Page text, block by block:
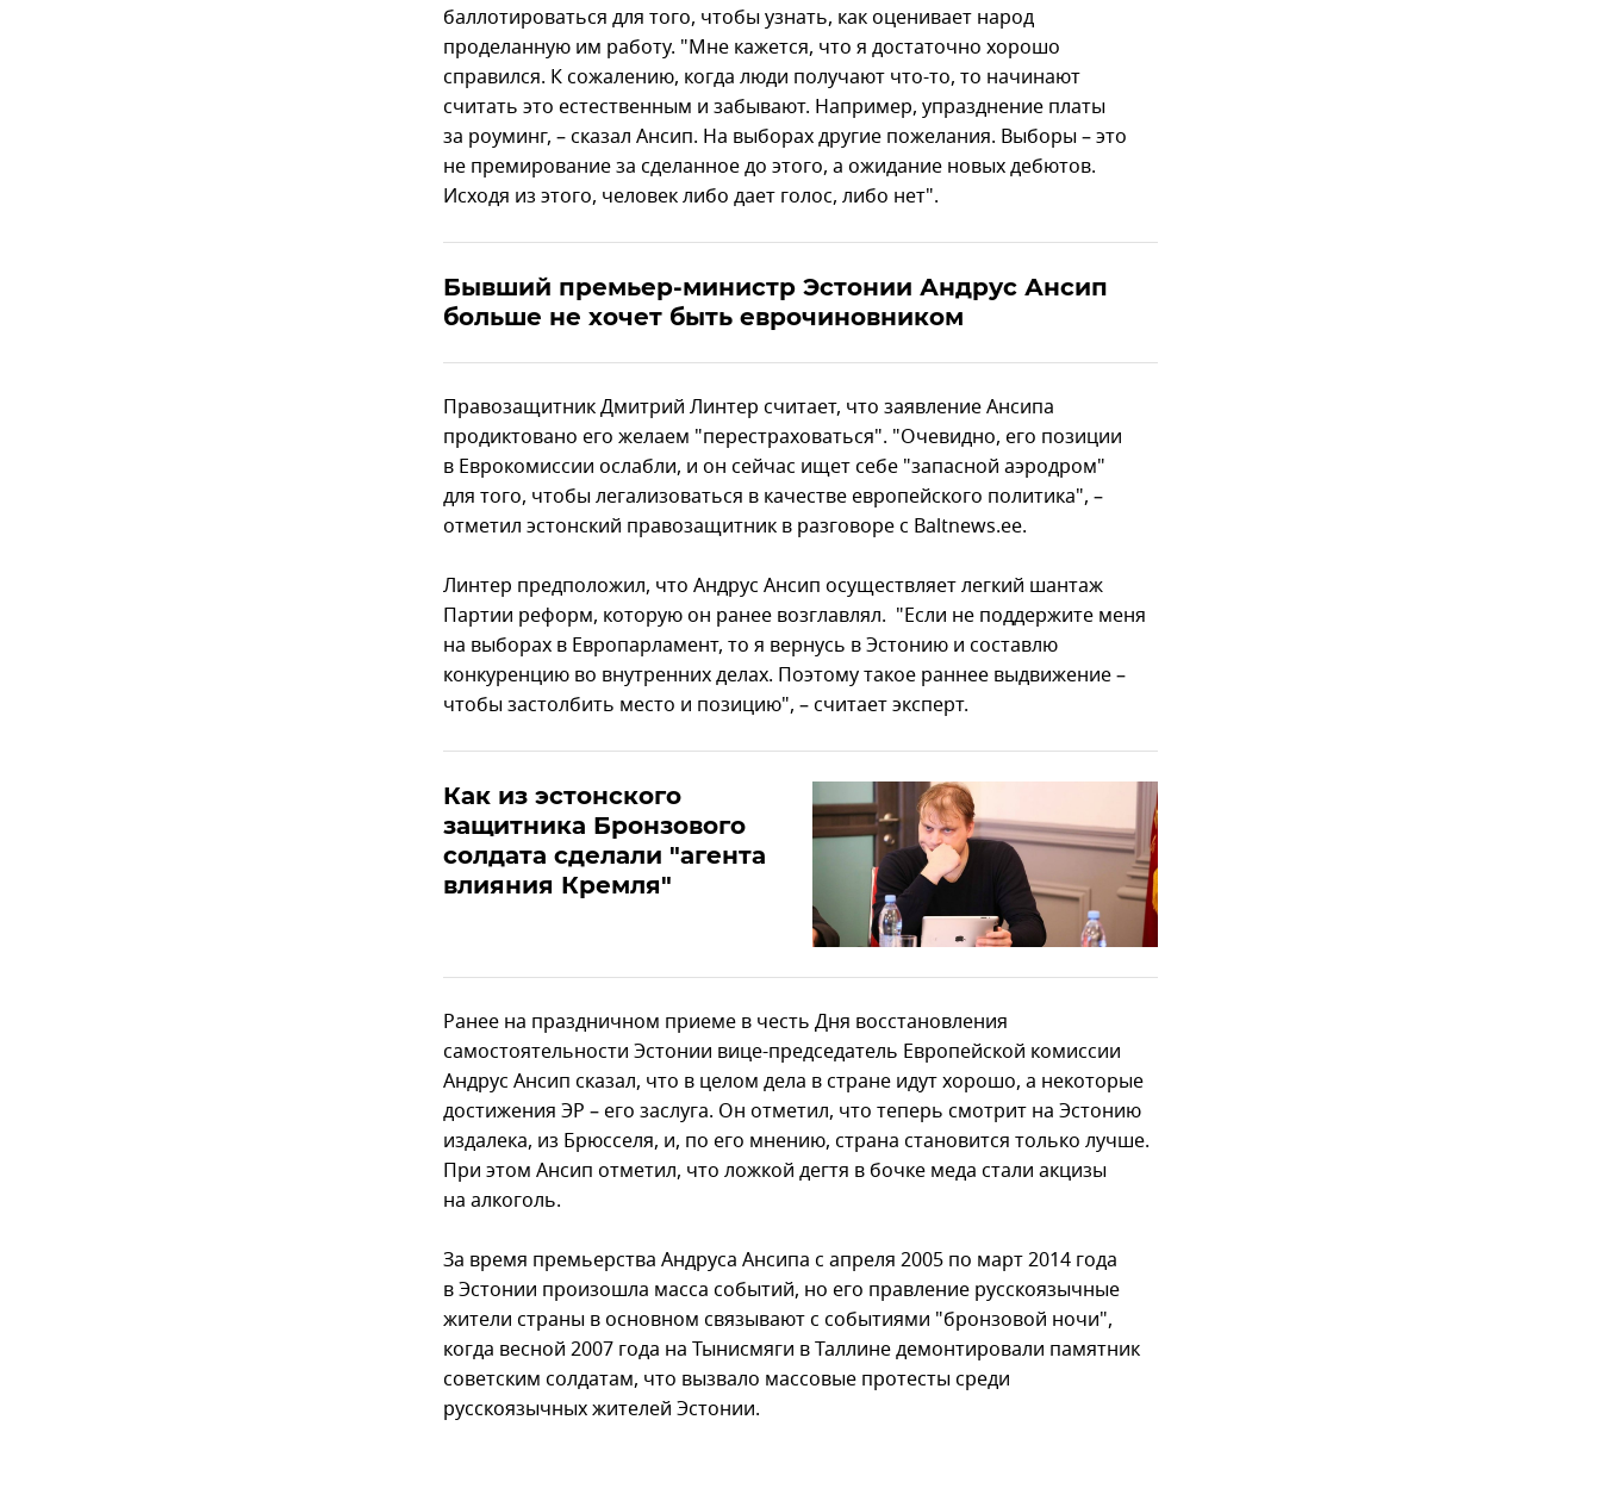
баллотироваться для того, чтобы узнать, как оценивает народ
проделанную им работу. "Мне кажется, что я достаточно хорошо
справился. К сожалению, когда люди получают что-то, то начинают
считать это естественным и забывают. Например, упразднение платы
за роуминг, – сказал Ансип. На выборах другие пожелания. Выборы – это
не премирование за сделанное до этого, а ожидание новых дебютов.
Исходя из этого, человек либо дает голос, либо нет".
Бывший премьер-министр Эстонии Андрус Ансип
больше не хочет быть еврочиновником
Правозащитник Дмитрий Линтер считает, что заявление Ансипа
продиктовано его желаем "перестраховаться". "Очевидно, его позиции
в Еврокомиссии ослабли, и он сейчас ищет себе "запасной аэродром"
для того, чтобы легализоваться в качестве европейского политика", –
отметил эстонский правозащитник в разговоре с Baltnews.ee.
Линтер предположил, что Андрус Ансип осуществляет легкий шантаж
Партии реформ, которую он ранее возглавлял. "Если не поддержите меня
на выборах в Европарламент, то я вернусь в Эстонию и составлю
конкуренцию во внутренних делах. Поэтому такое раннее выдвижение –
чтобы застолбить место и позицию", – считает эксперт.
Как из эстонского
защитника Бронзового
солдата сделали "агента
влияния Кремля"
Ранее на праздничном приеме в честь Дня восстановления
самостоятельности Эстонии вице-председатель Европейской комиссии
Андрус Ансип сказал, что в целом дела в стране идут хорошо, а некоторые
достижения ЭР – его заслуга. Он отметил, что теперь смотрит на Эстонию
издалека, из Брюсселя, и, по его мнению, страна становится только лучше.
При этом Ансип отметил, что ложкой дегтя в бочке меда стали акцизы
на алкоголь.
За время премьерства Андруса Ансипа с апреля 2005 по март 2014 года
в Эстонии произошла масса событий, но его правление русскоязычные
жители страны в основном связывают с событиями "бронзовой ночи",
когда весной 2007 года на Тынисмяги в Таллине демонтировали памятник
советским солдатам, что вызвало массовые протесты среди
русскоязычных жителей Эстонии.